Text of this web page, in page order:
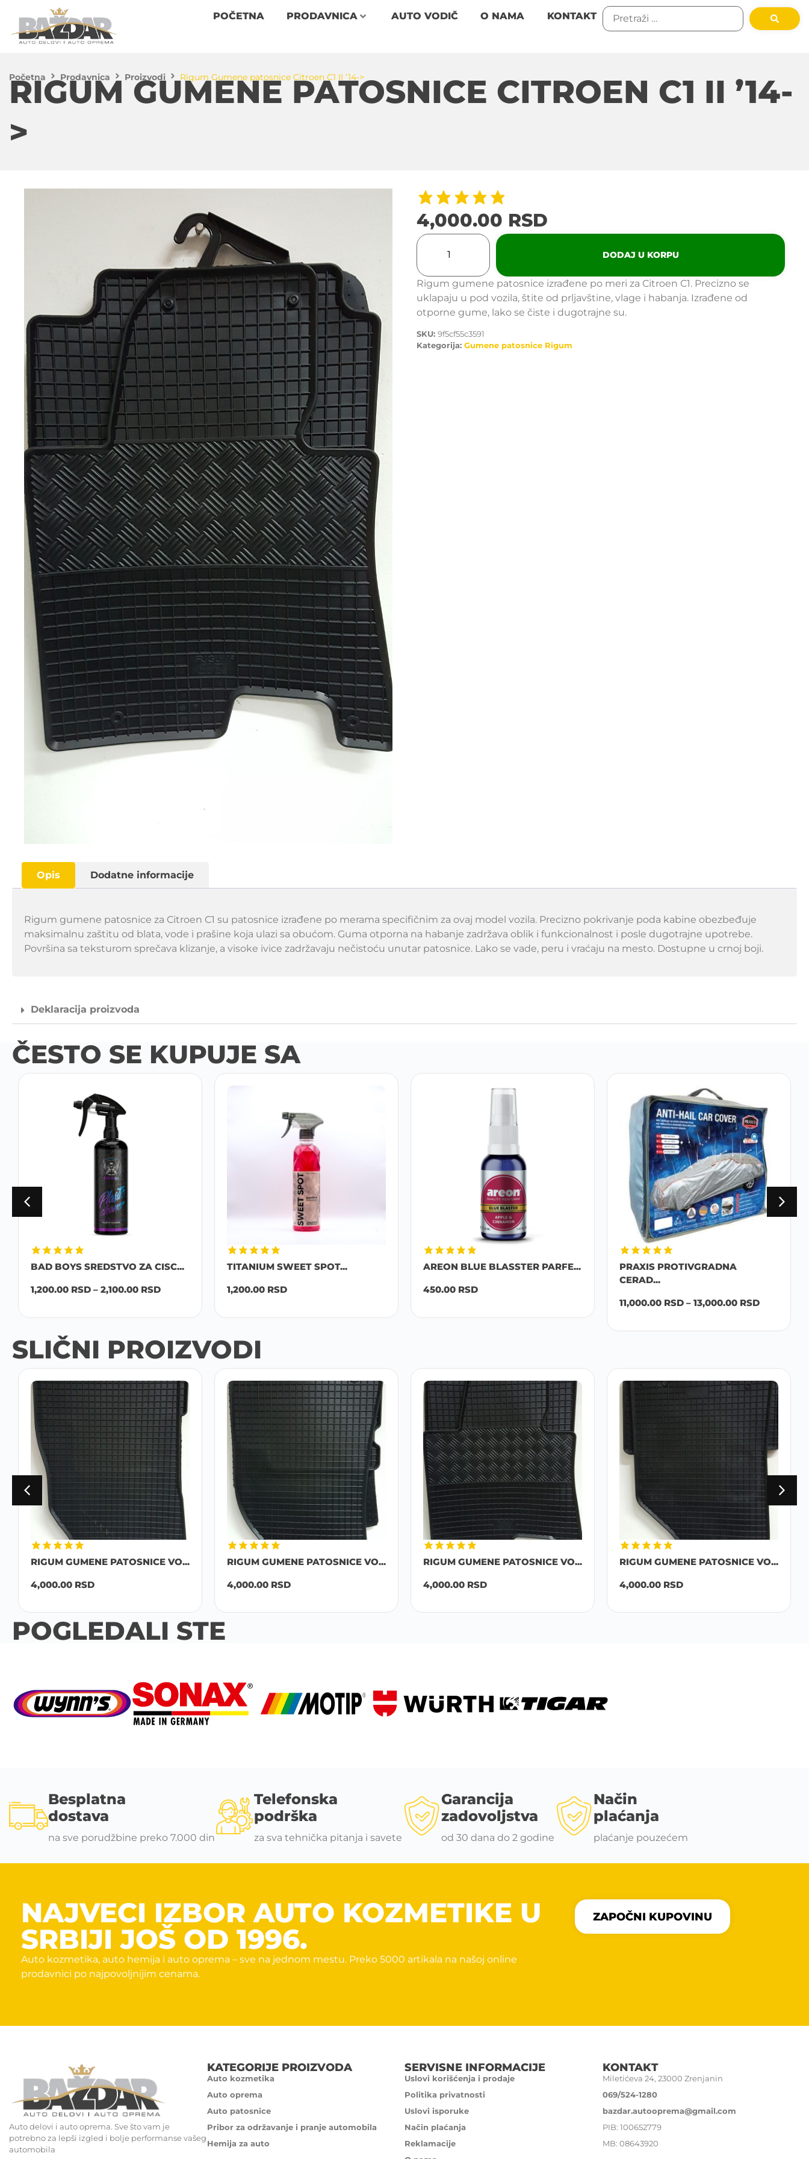
POČETNA PRODAVNICA AUTO VODIČ O NAMA KONTAKT
Početna Prodavnica Proizvodi Rigum Gumene patosnice Citroen C1 II ’14->
RIGUM GUMENE PATOSNICE CITROEN C1 II ’14-
>
4,000.00 RSD
DODAJ U KORPU
Rigum gumene patosnice izrađene po meri za Citroen C1. Precizno se
uklapaju u pod vozila, štite od prljavštine, vlage i habanja. Izrađene od
otporne gume, lako se čiste i dugotrajne su.
SKU: 9f5cf55c3591
Kategorija: Gumene patosnice Rigum
Opis Dodatne informacije
Rigum gumene patosnice za Citroen C1 su patosnice izrađene po merama specifičnim za ovaj model vozila. Precizno pokrivanje poda kabine obezbeđuje
maksimalnu zaštitu od blata, vode i prašine koja ulazi sa obućom. Guma otporna na habanje zadržava oblik i funkcionalnost i posle dugotrajne upotrebe.
Površina sa teksturom sprečava klizanje, a visoke ivice zadržavaju nečistoću unutar patosnice. Lako se vade, peru i vraćaju na mesto. Dostupne u crnoj boji.
Deklaracija proizvoda
ČESTO SE KUPUJE SA
BAD BOYS SREDSTVO ZA CISC...
1,200.00 RSD – 2,100.00 RSD
TITANIUM SWEET SPOT...
1,200.00 RSD
AREON BLUE BLASSTER PARFE...
450.00 RSD
PRAXIS PROTIVGRADNA
CERAD...
11,000.00 RSD – 13,000.00 RSD
SLIČNI PROIZVODI
RIGUM GUMENE PATOSNICE VO...
4,000.00 RSD
RIGUM GUMENE PATOSNICE VO...
4,000.00 RSD
RIGUM GUMENE PATOSNICE VO...
4,000.00 RSD
RIGUM GUMENE PATOSNICE VO...
4,000.00 RSD
POGLEDALI STE
Besplatna
dostava
na sve porudžbine preko 7.000 din
Telefonska
podrška
za sva tehnička pitanja i savete
Garancija
zadovoljstva
od 30 dana do 2 godine
Način
plaćanja
plaćanje pouzećem
NAJVECI IZBOR AUTO KOZMETIKE U
SRBIJI JOŠ OD 1996.
Auto kozmetika, auto hemija i auto oprema – sve na jednom mestu. Preko 5000 artikala na našoj online
prodavnici po najpovoljnijim cenama.
ZAPOČNI KUPOVINU
Auto delovi i auto oprema. Sve što vam je
potrebno za lepši izgled i bolje performanse vašeg
automobila
KATEGORIJE PROIZVODA
Auto kozmetika
Auto oprema
Auto patosnice
Pribor za održavanje i pranje automobila
Hemija za auto
SERVISNE INFORMACIJE
Uslovi korišćenja i prodaje
Politika privatnosti
Uslovi isporuke
Način plaćanja
Reklamacije
KONTAKT
Miletićeva 24, 23000 Zrenjanin
069/524-1280
bazdar.autooprema@gmail.com
PIB: 100652779
MB: 08643920